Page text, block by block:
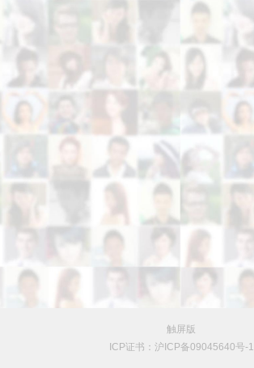
触屏版
ICP证书：沪ICP备09045640号-1